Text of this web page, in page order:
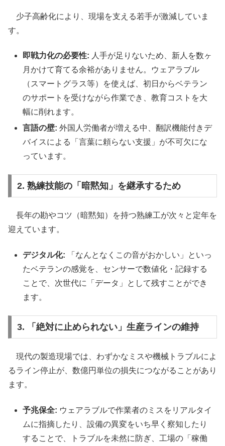
少子高齢化により、現場を支える若手が激減していま
す。
即戦力化の必要性: 人手が足りないため、新人を数ヶ
月かけて育てる余裕がありません。ウェアラブル
（スマートグラス等）を使えば、初日からベテラン
のサポートを受けながら作業でき、教育コストを大
幅に削れます。
言語の壁: 外国人労働者が増える中、翻訳機能付きデ
バイスによる「言葉に頼らない支援」が不可欠にな
っています。
2. 熟練技能の「暗黙知」を継承するため
長年の勘やコツ（暗黙知）を持つ熟練工が次々と定年を
迎えています。
デジタル化: 「なんとなくこの音がおかしい」といっ
たベテランの感覚を、センサーで数値化・記録する
ことで、次世代に「データ」として残すことができ
ます。
3. 「絶対に止められない」生産ラインの維持
現代の製造現場では、わずかなミスや機械トラブルによ
るライン停止が、数億円単位の損失につながることがあり
ます。
予兆保全: ウェアラブルで作業者のミスをリアルタイ
ムに指摘したり、設備の異変をいち早く察知したり
することで、トラブルを未然に防ぎ、工場の「稼働